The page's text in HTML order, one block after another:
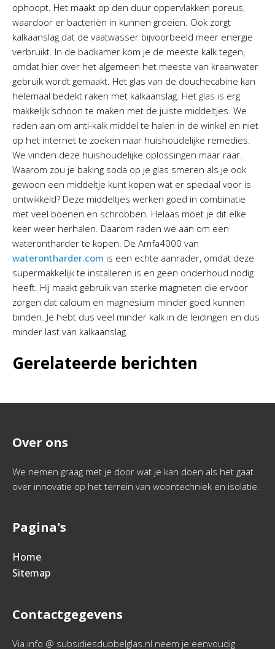
ophoopt. Het maakt op den duur oppervlakken poreus,
waardoor er bacteriën in kunnen groeien. Ook zorgt
kalkaanslag dat de vaatwasser bijvoorbeeld meer energie
verbruikt. In de badkamer kom je de meeste kalk tegen,
omdat hier over het algemeen het meeste van kraanwater
gebruik wordt gemaakt. Het glas van de douchecabine kan
helemaal bedekt raken met kalkaanslag. Het glas is erg
makkelijk schoon te maken met de juiste middeltjes. We
raden aan om anti-kalk middel te halen in de winkel en niet
op het internet te zoeken naar huishoudelijke remedies.
We vinden deze huishoudelijke oplossingen maar raar.
Waarom zou je baking soda op je glas smeren als je ook
gewoon een middeltje kunt kopen wat er speciaal voor is
ontwikkeld? Deze middeltjes werken goed in combinatie
met veel boenen en schrobben. Helaas moet je dit elke
keer weer herhalen. Daarom raden we aan om een
waterontharder te kopen. De Amfa4000 van
waterontharder.com is een echte aanrader, omdat deze
supermakkelijk te installeren is en geen onderhoud nodig
heeft. Hij maakt gebruik van sterke magneten die ervoor
zorgen dat calcium en magnesium minder goed kunnen
binden. Je hebt dus veel minder kalk in de leidingen en dus
minder last van kalkaanslag.
Gerelateerde berichten
Over ons
We nemen graag met je door wat je kan doen als het gaat
over innovatie op het terrein van woontechniek en isolatie.
Pagina's
Home
Sitemap
Contactgegevens
Via info @ subsidiesdubbelglas.nl neem je eenvoudig